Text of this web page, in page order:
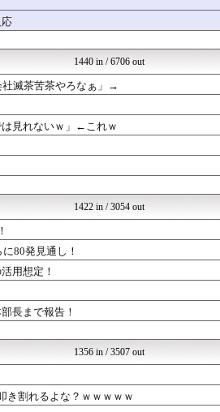
【サッカー まとめ】サカラ...
もきゅ速(*´ω`*)人(...
ラブライブ！まとめブログ ...
かぞくちゃんねる
乃木通 乃木坂46櫻坂46...
気になる芸能まとめ
日本と韓国は敵か？味方か？...
【モンハンワイルズ】モンス...
哲学ニュースnwk
SSまにあっくす！
ゆるゲーマー遅報
ネラーボイス
1000mg
SSまにあっくす！
えすえすゲー速報
│米国株ETFまとめ速報
常識的に考えた
韓国ニュース反応まとめ
ネトウヨにゅーす
モッコスヌ〜ン
1440 in / 6706 out
滅茶苦茶やろなぁ」→
見れないｗ」←これｗ
1422 in / 3054 out
80発見通し！
用想定！
長まで報告！
1356 in / 3507 out
き割れるよな？ｗｗｗｗｗ